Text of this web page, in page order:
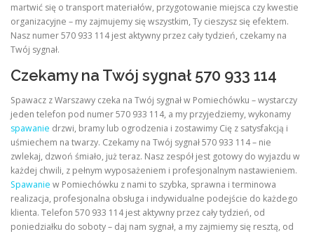
martwić się o transport materiałów, przygotowanie miejsca czy kwestie
organizacyjne – my zajmujemy się wszystkim, Ty cieszysz się efektem.
Nasz numer 570 933 114 jest aktywny przez cały tydzień, czekamy na
Twój sygnał.
Czekamy na Twój sygnał 570 933 114
Spawacz z Warszawy czeka na Twój sygnał w Pomiechówku – wystarczy
jeden telefon pod numer 570 933 114, a my przyjedziemy, wykonamy
spawanie drzwi, bramy lub ogrodzenia i zostawimy Cię z satysfakcją i
uśmiechem na twarzy. Czekamy na Twój sygnał 570 933 114 – nie
zwlekaj, dzwoń śmiało, już teraz. Nasz zespół jest gotowy do wyjazdu w
każdej chwili, z pełnym wyposażeniem i profesjonalnym nastawieniem.
Spawanie w Pomiechówku z nami to szybka, sprawna i terminowa
realizacja, profesjonalna obsługa i indywidualne podejście do każdego
klienta. Telefon 570 933 114 jest aktywny przez cały tydzień, od
poniedziałku do soboty – daj nam sygnał, a my zajmiemy się resztą, od